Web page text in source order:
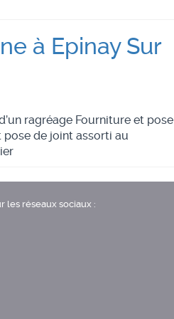
à Epinay Sur
ragréage Fourniture et pose
de joint assorti au
les réseaux sociaux :